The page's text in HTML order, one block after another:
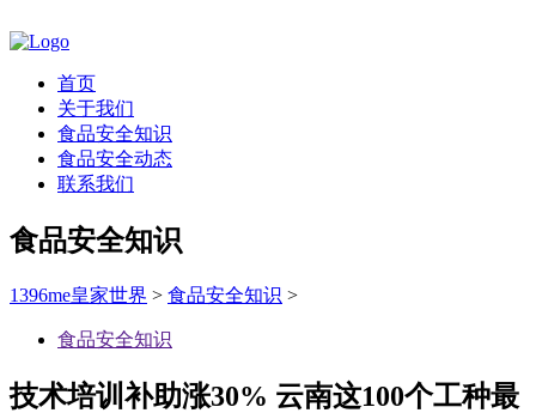
首页
关于我们
食品安全知识
食品安全动态
联系我们
食品安全知识
1396me皇家世界 > 食品安全知识 >
食品安全知识
技术培训补助涨30% 云南这100个工种最